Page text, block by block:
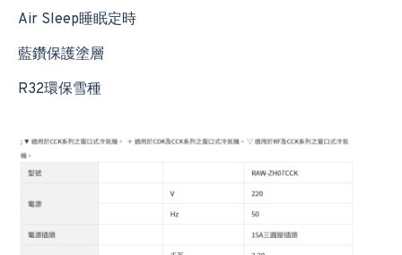
Air Sleep睡眠定時
藍鑽保護塗層
R32環保雪種